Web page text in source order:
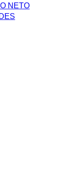
NETO